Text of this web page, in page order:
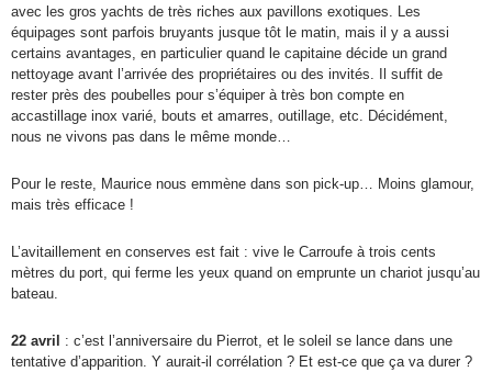
avec les gros yachts de très riches aux pavillons exotiques. Les
équipages sont parfois bruyants jusque tôt le matin, mais il y a aussi
certains avantages, en particulier quand le capitaine décide un grand
nettoyage avant l’arrivée des propriétaires ou des invités. Il suffit de
rester près des poubelles pour s’équiper à très bon compte en
accastillage inox varié, bouts et amarres, outillage, etc. Décidément,
nous ne vivons pas dans le même monde…
Pour le reste, Maurice nous emmène dans son pick-up… Moins glamour,
mais très efficace !
L’avitaillement en conserves est fait : vive le Carroufe à trois cents
mètres du port, qui ferme les yeux quand on emprunte un chariot jusqu’au
bateau.
22 avril
: c’est l’anniversaire du Pierrot, et le soleil se lance dans une
tentative d’apparition. Y aurait-il corrélation ? Et est-ce que ça va durer ?